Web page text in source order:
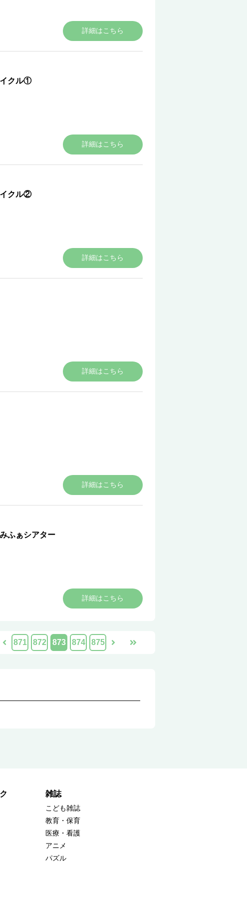
詳細はこちら
イクル①
詳細はこちら
イクル②
詳細はこちら
詳細はこちら
詳細はこちら
ふぁシアター
詳細はこちら
871 872 873 874 875
雑誌
こども雑誌
教育・保育
医療・看護
アニメ
パズル